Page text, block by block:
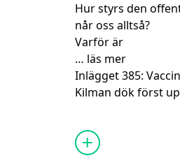
Hur styrs den
når oss alltså?
Varför är
… läs mer
Inlägget385:
Kilman dök först